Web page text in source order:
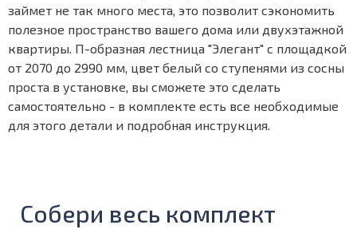
займет не так много места, это позволит сэкономить
полезное пространство вашего дома или двухэтажной
квартиры. П-образная лестница "Элегант" с площадкой
от 2070 до 2990 мм, цвет белый со ступенями из сосны
проста в установке, вы сможете это сделать
самостоятельно - в комплекте есть все необходимые
для этого детали и подробная инструкция.
Собери весь комплект